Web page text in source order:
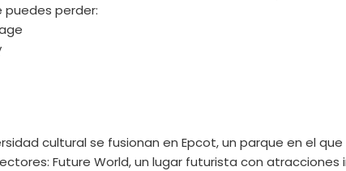
perder:
cultural se fusionan en Epcot, un parque en el
Future World, un lugar futurista con